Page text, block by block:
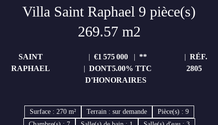
Villa Saint Raphael 9 pièce(s)
269.57 m2
SAINT
RAPHAEL
€1 575 000
**
DONT5.00% TTC
D'HONORAIRES
RÉF.
2805
Surface : 270 m² Terrain : sur demande
Pièce(s) : 9